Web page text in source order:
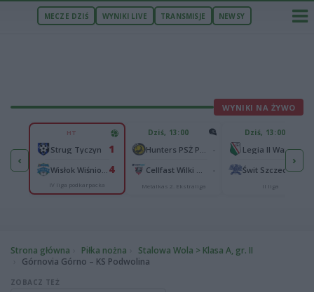
MECZE DZIŚ WYNIKI LIVE TRANSMISJE NEWSY
WYNIKI NA ŻYWO
‹
2
2
HT
Strug Tyczyn 1
4
IV liga podkarpacka
Dziś, 13:00
Metalkas 2. Ekstraliga
Dziś, 13:00
Legia II Warszawa
Świt Szczecin
II liga
›
Strona główna Piłka nożna
Stalowa Wola > Klasa A, gr. II
Górnovia Górno – KS Podwolina
ZOBACZ TEŻ